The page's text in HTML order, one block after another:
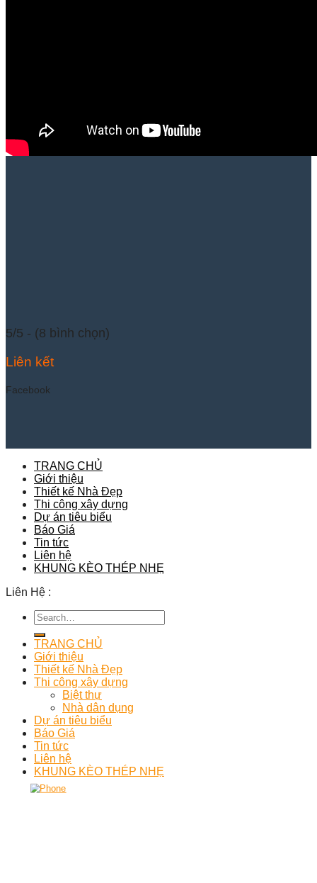
5/5 - (8 bình chọn)
Liên kết
Facebook
TRANG CHỦ
Giới thiệu
Thiết kế Nhà Đẹp
Thi công xây dựng
Dự án tiêu biểu
Báo Giá
Tin tức
Liên hệ
KHUNG KÈO THÉP NHẸ
Liên Hệ :
TRANG CHỦ
Giới thiệu
Thiết kế Nhà Đẹp
Thi công xây dựng
Biệt thự
Nhà dân dụng
Dự án tiêu biểu
Báo Giá
Tin tức
Liên hệ
KHUNG KÈO THÉP NHẸ